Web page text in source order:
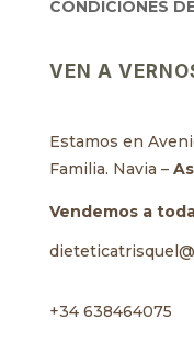
CONDICIONES
VEN A
Estamos en
Familia. Navia –
Vendemos a
+34 638464075